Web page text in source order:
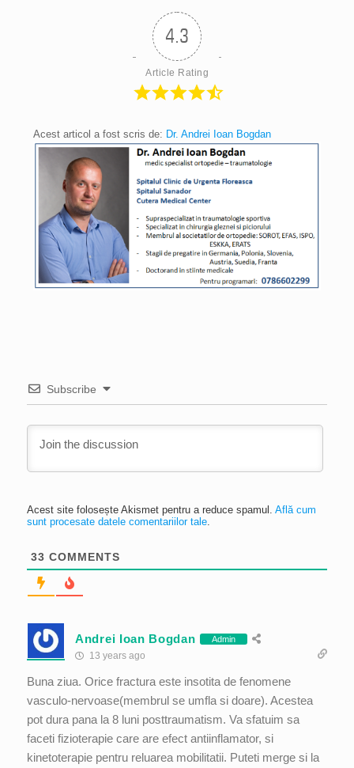
4.3
Article Rating
Acest articol a fost scris de: Dr. Andrei Ioan Bogdan
Subscribe
Acest site folosește Akismet pentru a reduce spamul. Află cum
sunt procesate datele comentariilor tale
33 COMMENTS
Andrei Ioan Bogdan Admin
13 years ago
Buna ziua. Orice fractura este insotita de fenomene
vasculo-nervoase(membrul se umfla si doare). Acestea
pot dura pana la 8 luni posttraumatism. Va sfatuim sa
faceti fizioterapie care are efect antiinflamator, si
kinetoterapie pentru reluarea mobilitatii. Puteti merge si la